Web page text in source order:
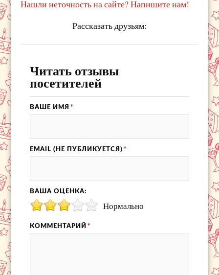
Нашли неточность на сайте? Напишите нам!
Рассказать друзьям:
Читать отзывы
посетителей
ВАШЕ ИМЯ *
EMAIL (НЕ ПУБЛИКУЕТСЯ) *
ВАША ОЦЕНКА:
Нормально
КОММЕНТАРИЙ *